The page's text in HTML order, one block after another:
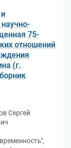
75-
отношений
(г.
Сергей